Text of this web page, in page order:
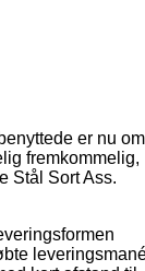
er nu om
fremkommelig,
Stål Sort Ass.